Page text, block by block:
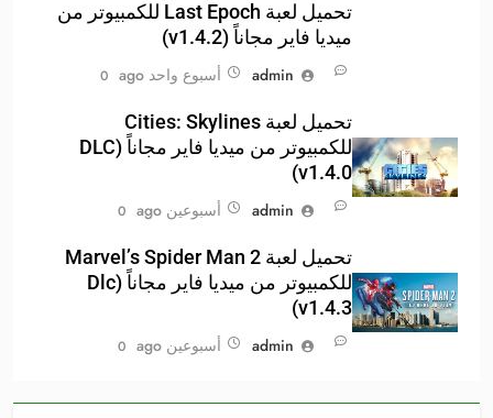
تحميل لعبة Last Epoch للكمبيوتر من
ميديا فاير مجاناً (v1.4.2)
admin
أسبوع واحد ago 0
تحميل لعبة Cities: Skylines
للكمبيوتر من ميديا فاير مجاناً (DLC
v1.4.0)
admin
أسبوعين ago 0
تحميل لعبة Marvel’s Spider Man 2
للكمبيوتر من ميديا فاير مجاناً (Dlc
v1.4.3)
admin
أسبوعين ago 0